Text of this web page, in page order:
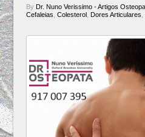
By Dr. Nuno Verissimo• Artigos
Cefaleias Colesterol Dores Articulares